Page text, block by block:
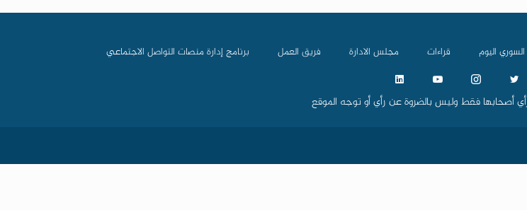
اليوم قراءات مجلس الادارة فريق العمل برنامج إدارة منصات التواصل الاجتماعي
أصحابها فقط وليس بالضروة عن رأي أو توجه الموقع